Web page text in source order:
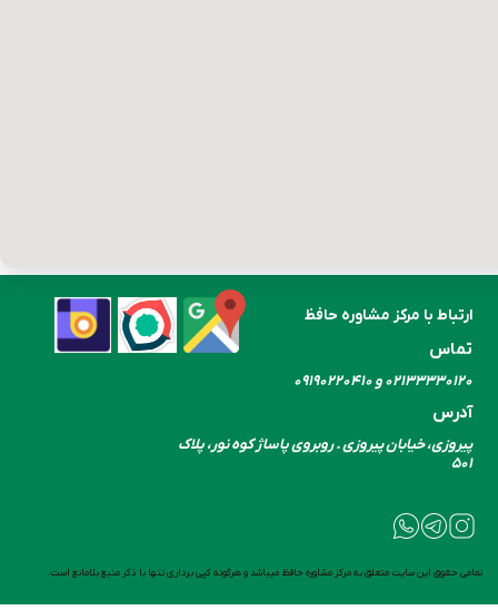
تمامی حقوق این سایت متعلق به مرکز مشاوره حافظ میباشد و هرگونه کپی برداری تنها با ذکر منبع بلامانع است.
تماس
۰۲۱۳۳۳۳۰​​​​​​​۱۲۰ و ۰۹۱۹۰۲۲۰۴۱۰
آدرس
پیروزی، خیابان پیروزی . روبروی پاساژ کوه نور، پلاک
۵۰۱
ارتباط با مرکز مشاوره حافظ